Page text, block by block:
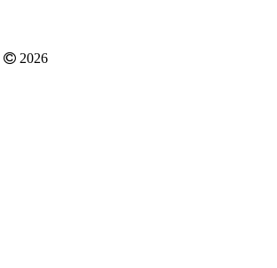
2026